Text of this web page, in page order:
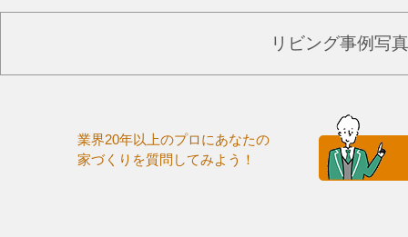
リビング事例写
業界20年以上のプロにあなたの
家づくりを質問してみよう！